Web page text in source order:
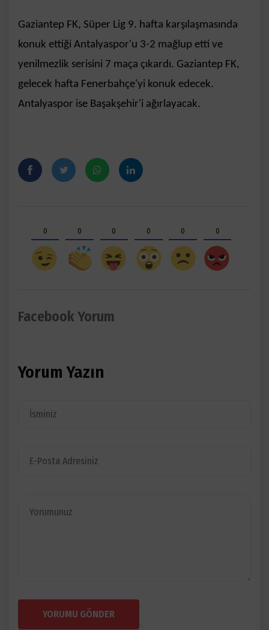
Gaziantep FK, Süper Lig 9. hafta karşılaşmasında
konuk ettiği Antalyaspor'u 3-2 mağlup etti ve
yenilmezlik serisini 7 maça çıkardı. Gaziantep FK,
gelecek hafta Fenerbahçe'yi konuk edecek.
Antalyaspor ise Başakşehir'i ağırlayacak.
0 0 0 0 0 0
Facebook Yorum
Yorum Yazın
YORUMU GÖNDER